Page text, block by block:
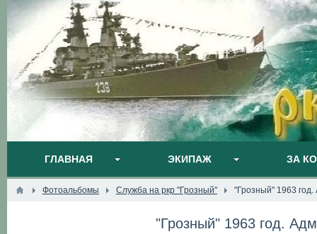
ГЛАВНАЯ ЭКИПАЖ ЗА
Фотоальбомы Служба на ркр "Грозный" "Грозный" 1963
"Грозный" 1963 год.